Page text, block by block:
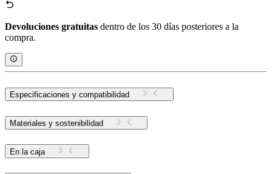
Devoluciones gratuitas dentro de los 30 días posteriores a la
compra.
Especificaciones y compatibilidad
Materiales y sostenibilidad
En la caja